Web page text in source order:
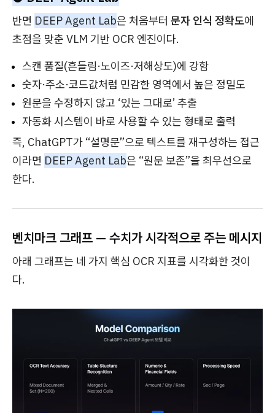
반면 DEEP Agent Lab은 처음부터 문자 인식 정확도에
초점을 맞춘 VLM 기반 OCR 엔진이다.
스캔 품질(흔들림·노이즈·저해상도)에 강함
숫자·주소·코드값처럼 민감한 영역에서 높은 정밀도
원문을 수정하지 않고 ‘있는 그대로’ 추출
자동화 시스템이 바로 사용할 수 있는 형태로 출력
즉, ChatGPT가 “설명문”으로 텍스트를 재구성하는 접근
이라면 DEEP Agent Lab은 “원문 보존”을 최우선으로
한다.
벤치마크 그래프 — 수치가 시각적으로 주는 메시지
아래 그래프는 네 가지 핵심 OCR 지표를 시각화한 것이
다.